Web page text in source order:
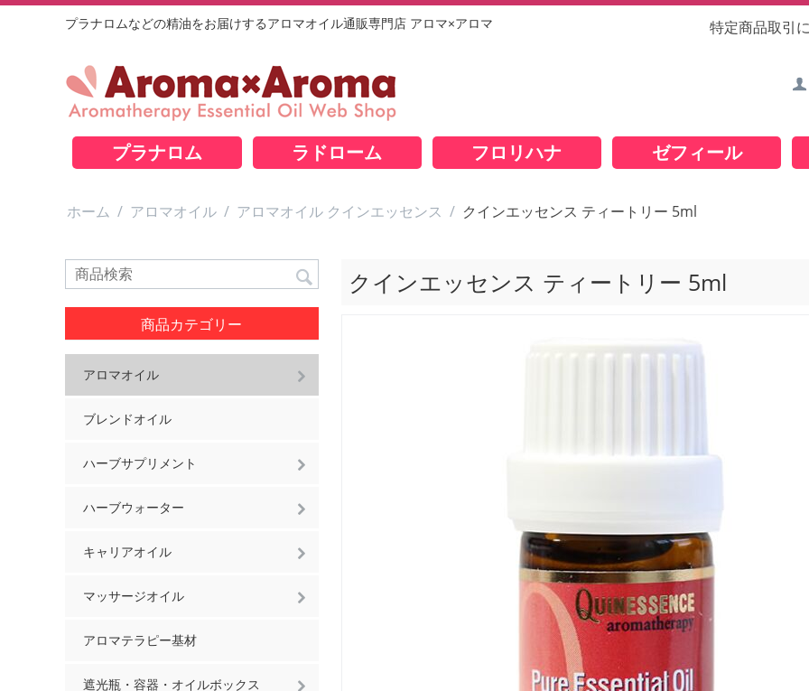
プラナロムなどの精油をお届けするアロマオイル通販専門店 アロマ×アロマ 特定商品取引
プラナロム ラドローム フロリハナ ゼフィール
ホーム / アロマオイル / アロマオイル クインエッセンス / クインエッセンス ティートリー 5ml
商品カテゴリー
アロマオイル
ブレンドオイル
ハーブサプリメント
ハーブウォーター
キャリアオイル
マッサージオイル
アロマテラピー基材
遮光瓶・容器・オイルボックス
クインエッセンス ティートリー 5ml